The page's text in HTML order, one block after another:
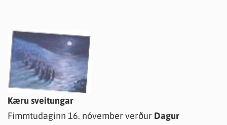
Kæru sveitungar
Fimmtudaginn 16. nóvember verður Dagur